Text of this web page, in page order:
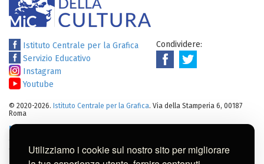
Utilizziamo i cookie sul nostro sito per migliorare
Istituto Centrale per la Grafica
Servizio Educativo
Instagram
Youtube
Condividere:
© 2020-2026. Istituto Centrale per la Grafica. Via della Stamperia 6, 00187
Roma
Note legali
altro materiale pubblicato su questo sito sono soggetti alle leggi sul
diritto di autore.
Per usi commerciali dei contenuti contattare l'Istituto: